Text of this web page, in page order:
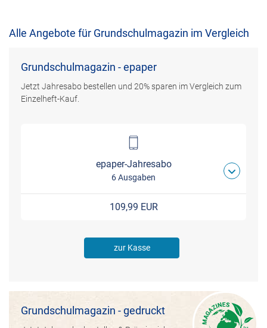
Alle Angebote für Grundschulmagazin im Vergleich
Grundschulmagazin - epaper
Jetzt Jahresabo bestellen und 20% sparen im Vergleich zum
Einzelheft-Kauf.
epaper-Jahresabo
6 Ausgaben
109,99 EUR
zur Kasse
Grundschulmagazin - gedruckt